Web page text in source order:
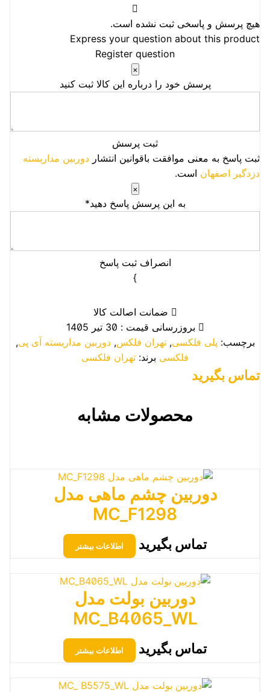
هیچ پرسش و پاسخی ثبت نشده است.
Express your question about this product
Register question
×
پرسش خود را درباره این کالا ثبت کنید
ثبت پرسش
ثبت پاسخ به معنی موافقت باقوانین انتشار دوربین مداربسته
دزدگیر اصفهان است.
×
به این پرسش پاسخ دهید*
انصراف ثبت پاسخ
}
ضمانت اصالت کالا
بروزرسانی قیمت : 30 تیر 1405
برچسب: پلی فلکسی,تهران فلکس,دوربین مداربسته آی پی,
فلکسی برند: تهران فلکسی
تماس بگیرید
محصولات مشابه
دوربین چشم ماهی مدل
MC_F1298
تماس بگیرید اطلاعات بیشتر
دوربین بولت مدل
MC_B4065_WL
تماس بگیرید اطلاعات بیشتر